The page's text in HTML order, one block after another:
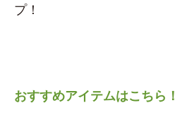
プ！
おすすめアイテムはこちら！